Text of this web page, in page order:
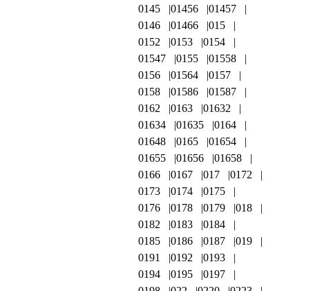
0145
01456
01457
0146
01466
015
0152
0153
0154
01547
0155
01558
0156
01564
0157
0158
01586
01587
0162
0163
01632
01634
01635
0164
01648
0165
01654
01655
01656
01658
0166
0167 017
0172
0173
0174
0175
0176
0178 0179
018
0182
0183
0184
0185
0186 0187
019
0191
0192
0193
0194
0195
0197